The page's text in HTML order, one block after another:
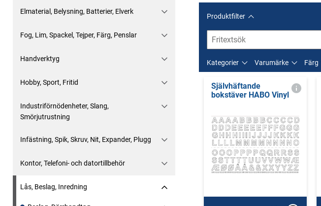
Elmaterial, Belysning, Batterier, Elverk
Fog, Lim, Spackel, Tejper, Färg, Penslar
Handverktyg
Hobby, Sport, Fritid
Industriförnödenheter, Slang,
Smörjutrustning
Infästning, Spik, Skruv, Nit, Expander, Plugg
Kontor, Telefoni- och datortillbehör
Lås, Beslag, Inredning
Produktfilter
Kategorier Varumärke Färg
Självhäftande
bokstäver HABO Vinyl